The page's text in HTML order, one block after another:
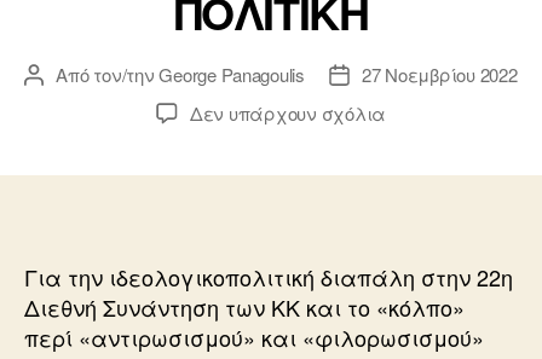
Συντάκτης
Από τον/τηνGeorge Panagoulis
Ημ.
δημοσίευσης
27 Νοεμβρίου 2022
Δεν υπάρχουν σχόλια
Για την ιδεολογικοπολιτική διαπάλη στην 22η
Διεθνή Συνάντηση των ΚΚ και το «κόλπο»
περί «αντιρωσισμού» και «φιλορωσισμού»